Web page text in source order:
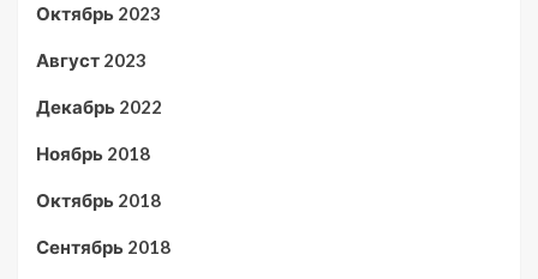
Октябрь 2023
Август 2023
Декабрь 2022
Ноябрь 2018
Октябрь 2018
Сентябрь 2018